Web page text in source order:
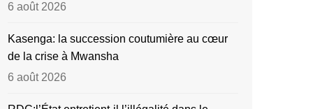
6 août 2026
Kasenga: la succession coutumière au cœur
de la crise à Mwansha
6 août 2026